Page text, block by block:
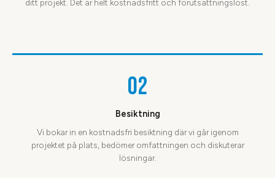
ditt projekt. Det är helt kostnadsfritt och förutsättningslöst.
02
Besiktning
Vi bokar in en kostnadsfri besiktning där vi går igenom
projektet på plats, bedömer omfattningen och diskuterar
lösningar.